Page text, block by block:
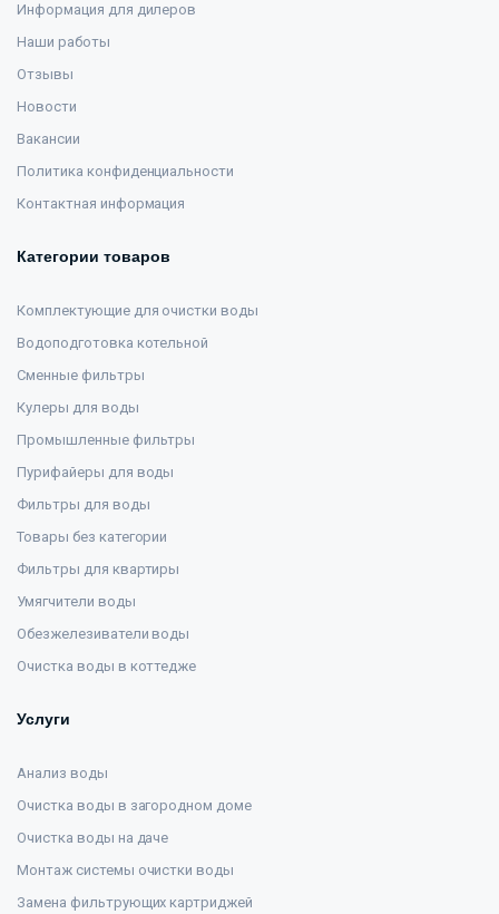
Информация для дилеров
Наши работы
Отзывы
Новости
Вакансии
Политика конфиденциальности
Контактная информация
Категории товаров
Комплектующие для очистки воды
Водоподготовка котельной
Сменные фильтры
Кулеры для воды
Промышленные фильтры
Пурифайеры для воды
Фильтры для воды
Товары без категории
Фильтры для квартиры
Умягчители воды
Обезжелезиватели воды
Очистка воды в коттедже
Услуги
Анализ воды
Очистка воды в загородном доме
Очистка воды на даче
Монтаж системы очистки воды
Замена фильтрующих картриджей